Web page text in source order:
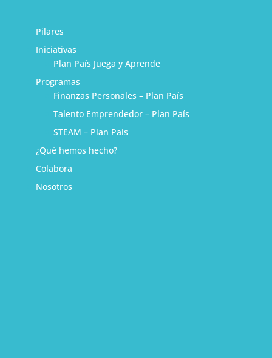
Pilares
Iniciativas
Plan País Juega y Aprende
Programas
Finanzas Personales – Plan País
Talento Emprendedor – Plan País
STEAM – Plan País
¿Qué hemos hecho?
Colabora
Nosotros